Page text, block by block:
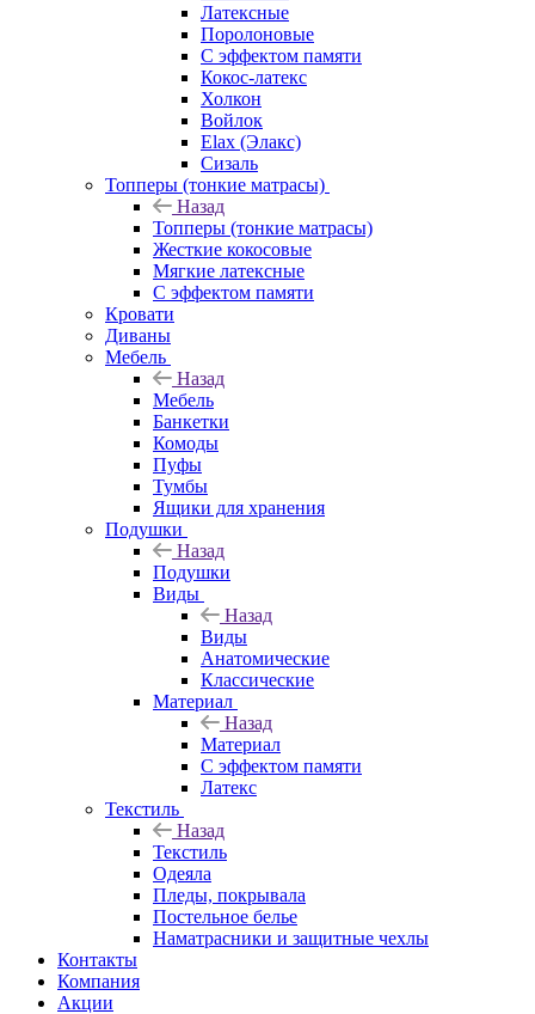
Латексные
Поролоновые
С эффектом памяти
Кокос-латекс
Холкон
Войлок
Elax (Элакс)
Сизаль
Топперы (тонкие матрасы)
Назад
Топперы (тонкие матрасы)
Жесткие кокосовые
Мягкие латексные
С эффектом памяти
Кровати
Диваны
Мебель
Назад
Мебель
Банкетки
Комоды
Пуфы
Тумбы
Ящики для хранения
Подушки
Назад
Подушки
Виды
Назад
Виды
Анатомические
Классические
Материал
Назад
Материал
С эффектом памяти
Латекс
Текстиль
Назад
Текстиль
Одеяла
Пледы, покрывала
Постельное белье
Наматрасники и защитные чехлы
Контакты
Компания
Акции